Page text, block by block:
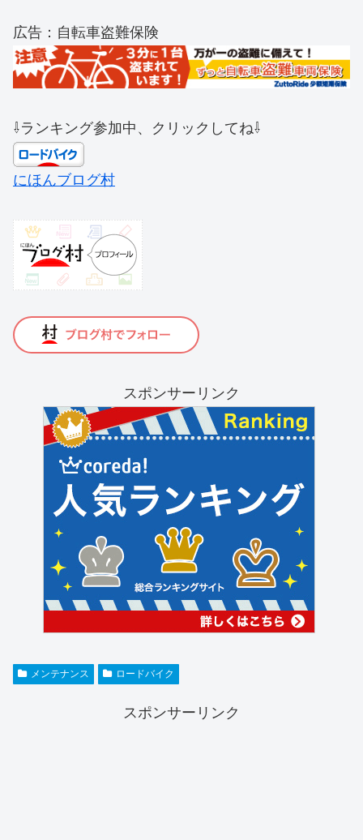
広告：自転車盗難保険
⇩ランキング参加中、クリックしてね⇩
にほんブログ村
スポンサーリンク
メンテナンス ロードバイク
スポンサーリンク